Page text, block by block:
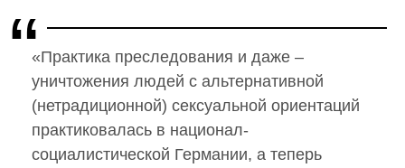
«Практика преследования и даже –
уничтожения людей с альтернативной
(нетрадиционной) сексуальной ориентаций
практиковалась в национал-
социалистической Германии, а теперь